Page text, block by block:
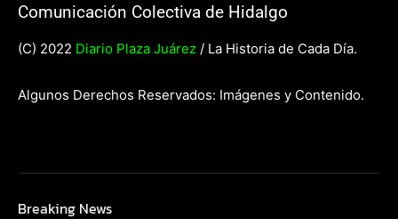
Comunicación Colectiva de Hidalgo
(C) 2022 Diario Plaza Juárez / La Historia de Cada Día.
Algunos Derechos Reservados: Imágenes y Contenido.
Breaking News